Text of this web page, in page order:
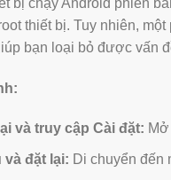
thiết bị. Tuy nhiên,
bạn loại bỏ được vấn
và truy cập Cài đặt:
và đặt lại: Di chuyển đến